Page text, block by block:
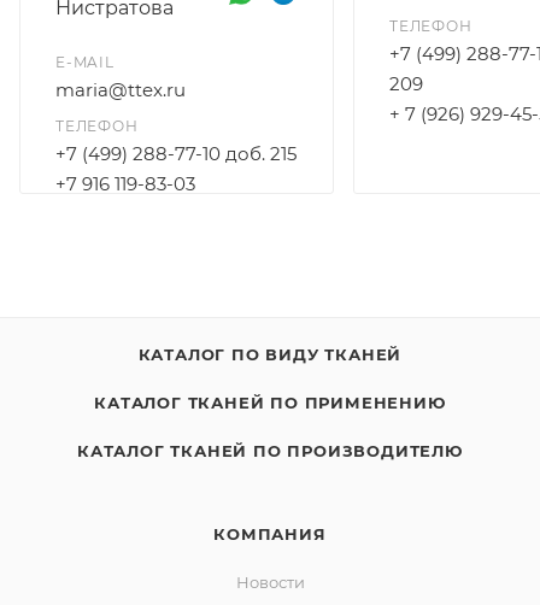
Нистратова
E-MAIL
maria@ttex.ru
ТЕЛЕФОН
+7 (499) 288-77-10 доб. 215
+7 916 119-83-03
ТЕЛЕФОН
+7 (499) 288-77-
209
+ 7 (926) 929-
КАТАЛОГ ПО ВИДУ ТКАНЕЙ
КАТАЛОГ ТКАНЕЙ ПО ПРИМЕНЕНИЮ
КАТАЛОГ ТКАНЕЙ ПО ПРОИЗВОДИТЕЛЮ
КОМПАНИЯ
Новости